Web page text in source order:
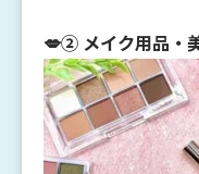
💋② メイク用品・